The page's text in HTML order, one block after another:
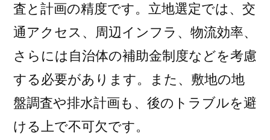
ト
と
は)
査と計画の精度です。立地選定では、交
通アクセス、周辺インフラ、物流効率、
さらには自治体の補助金制度などを考慮
する必要があります。また、敷地の地
盤調査や排水計画も、後のトラブルを避
ける上で不可欠です。